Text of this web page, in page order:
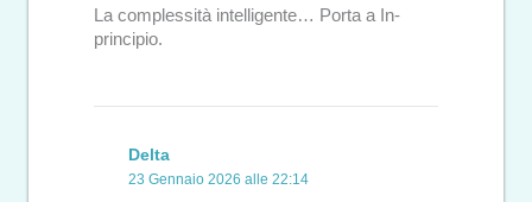
La complessità intelligente… Porta a In-
principio.
Delta
23 Gennaio 2026 alle 22:14